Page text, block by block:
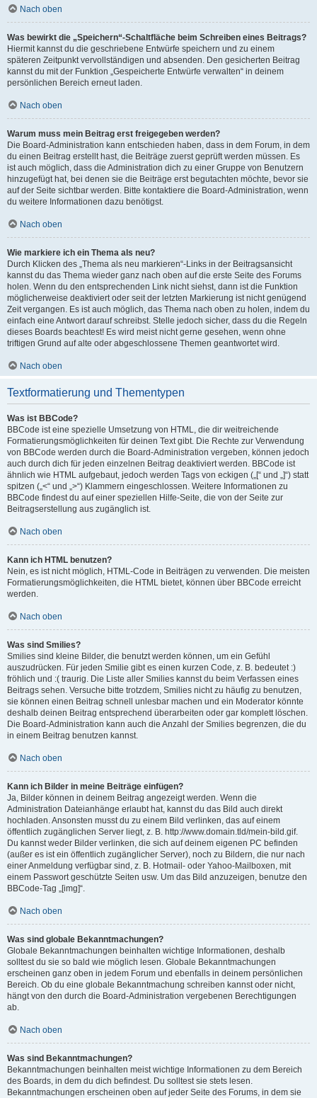
Nach oben
Was bewirkt die „Speichern“-Schaltfläche beim Schreiben eines Beitrags?
Hiermit kannst du die geschriebene Entwürfe speichern und zu einem
späteren Zeitpunkt vervollständigen und absenden. Den gesicherten Beitrag
kannst du mit der Funktion „Gespeicherte Entwürfe verwalten“ in deinem
persönlichen Bereich erneut laden.
Nach oben
Warum muss mein Beitrag erst freigegeben werden?
Die Board-Administration kann entschieden haben, dass in dem Forum, in dem
du einen Beitrag erstellt hast, die Beiträge zuerst geprüft werden müssen. Es
ist auch möglich, dass die Administration dich zu einer Gruppe von Benutzern
hinzugefügt hat, bei denen sie die Beiträge erst begutachten möchte, bevor sie
auf der Seite sichtbar werden. Bitte kontaktiere die Board-Administration, wenn
du weitere Informationen dazu benötigst.
Nach oben
Wie markiere ich ein Thema als neu?
Durch Klicken des „Thema als neu markieren“-Links in der Beitragsansicht
kannst du das Thema wieder ganz nach oben auf die erste Seite des Forums
holen. Wenn du den entsprechenden Link nicht siehst, dann ist die Funktion
möglicherweise deaktiviert oder seit der letzten Markierung ist nicht genügend
Zeit vergangen. Es ist auch möglich, das Thema nach oben zu holen, indem du
einfach eine Antwort darauf schreibst. Stelle jedoch sicher, dass du die Regeln
dieses Boards beachtest! Es wird meist nicht gerne gesehen, wenn ohne
triftigen Grund auf alte oder abgeschlossene Themen geantwortet wird.
Nach oben
Textformatierung und Thementypen
Was ist BBCode?
BBCode ist eine spezielle Umsetzung von HTML, die dir weitreichende
Formatierungsmöglichkeiten für deinen Text gibt. Die Rechte zur Verwendung
von BBCode werden durch die Board-Administration vergeben, können jedoch
auch durch dich für jeden einzelnen Beitrag deaktiviert werden. BBCode ist
ähnlich wie HTML aufgebaut, jedoch werden Tags von eckigen („[“ und „]“) statt
spitzen („<“ und „>“) Klammern eingeschlossen. Weitere Informationen zu
BBCode findest du auf einer speziellen Hilfe-Seite, die von der Seite zur
Beitragserstellung aus zugänglich ist.
Nach oben
Kann ich HTML benutzen?
Nein, es ist nicht möglich, HTML-Code in Beiträgen zu verwenden. Die meisten
Formatierungsmöglichkeiten, die HTML bietet, können über BBCode erreicht
werden.
Nach oben
Was sind Smilies?
Smilies sind kleine Bilder, die benutzt werden können, um ein Gefühl
auszudrücken. Für jeden Smilie gibt es einen kurzen Code, z. B. bedeutet :)
fröhlich und :( traurig. Die Liste aller Smilies kannst du beim Verfassen eines
Beitrags sehen. Versuche bitte trotzdem, Smilies nicht zu häufig zu benutzen,
sie können einen Beitrag schnell unlesbar machen und ein Moderator könnte
deshalb deinen Beitrag entsprechend überarbeiten oder gar komplett löschen.
Die Board-Administration kann auch die Anzahl der Smilies begrenzen, die du
in einem Beitrag benutzen kannst.
Nach oben
Kann ich Bilder in meine Beiträge einfügen?
Ja, Bilder können in deinem Beitrag angezeigt werden. Wenn die
Administration Dateianhänge erlaubt hat, kannst du das Bild auch direkt
hochladen. Ansonsten musst du zu einem Bild verlinken, das auf einem
öffentlich zugänglichen Server liegt, z. B. http://www.domain.tld/mein-bild.gif.
Du kannst weder Bilder verlinken, die sich auf deinem eigenen PC befinden
(außer es ist ein öffentlich zugänglicher Server), noch zu Bildern, die nur nach
einer Anmeldung verfügbar sind, z. B. Hotmail- oder Yahoo-Mailboxen, mit
einem Passwort geschützte Seiten usw. Um das Bild anzuzeigen, benutze den
BBCode-Tag „[img]“.
Nach oben
Was sind globale Bekanntmachungen?
Globale Bekanntmachungen beinhalten wichtige Informationen, deshalb
solltest du sie so bald wie möglich lesen. Globale Bekanntmachungen
erscheinen ganz oben in jedem Forum und ebenfalls in deinem persönlichen
Bereich. Ob du eine globale Bekanntmachung schreiben kannst oder nicht,
hängt von den durch die Board-Administration vergebenen Berechtigungen
ab.
Nach oben
Was sind Bekanntmachungen?
Bekanntmachungen beinhalten meist wichtige Informationen zu dem Bereich
des Boards, in dem du dich befindest. Du solltest sie stets lesen.
Bekanntmachungen erscheinen oben auf jeder Seite des Forums, in dem sie